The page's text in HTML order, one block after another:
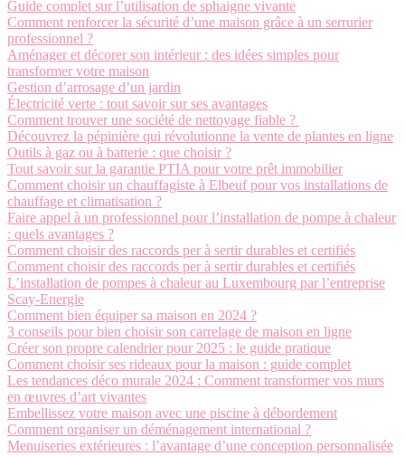
Guide complet sur l’utilisation de sphaigne vivante
Comment renforcer la sécurité d’une maison grâce à un serrurier
professionnel ?
Aménager et décorer son intérieur : des idées simples pour
transformer votre maison
Gestion d’arrosage d’un jardin
Électricité verte : tout savoir sur ses avantages
Comment trouver une société de nettoyage fiable ?
Découvrez la pépinière qui révolutionne la vente de plantes en ligne
Outils à gaz ou à batterie : que choisir ?
Tout savoir sur la garantie PTIA pour votre prêt immobilier
Comment choisir un chauffagiste à Elbeuf pour vos installations de
chauffage et climatisation ?
Faire appel à un professionnel pour l’installation de pompe à chaleur
: quels avantages ?
Comment choisir des raccords per à sertir durables et certifiés
Comment choisir des raccords per à sertir durables et certifiés
L’installation de pompes à chaleur au Luxembourg par l’entreprise
Scay-Energie
Comment bien équiper sa maison en 2024 ?
3 conseils pour bien choisir son carrelage de maison en ligne
Créer son propre calendrier pour 2025 : le guide pratique
Comment choisir ses rideaux pour la maison : guide complet
Les tendances déco murale 2024 : Comment transformer vos murs
en œuvres d’art vivantes
Embellissez votre maison avec une piscine à débordement
Comment organiser un déménagement international ?
Menuiseries extérieures : l’avantage d’une conception personnalisée